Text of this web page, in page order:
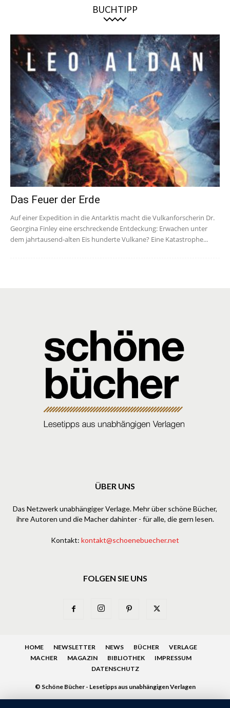
BUCHTIPP
Das Feuer der Erde
Auf einer Expedition in die Antarktis macht die Vulkanforscherin Dr.
Georgina Finley eine erschreckende Entdeckung: Erwachen unter
dem jahrtausend-alten Eis hunderte Vulkane? Eine Katastrophe...
ÜBER UNS
Das Netzwerk unabhängiger Verlage. Mehr über schöne Bücher,
ihre Autoren und die Macher dahinter - für alle, die gern lesen.
Kontakt: kontakt@schoenebuecher.net
FOLGEN SIE UNS
HOME NEWSLETTER NEWS BÜCHER
VERLAGE
MACHER
MAGAZIN BIBLIOTHEK
IMPRESSUM
DATENSCHUTZ
© Schöne Bücher - Lesetipps aus unabhängigen Verlagen